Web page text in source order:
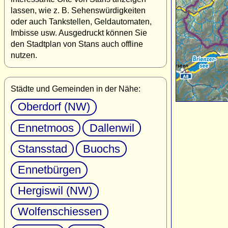
lassen, wie z. B. Sehenswürdigkeiten
oder auch Tankstellen, Geldautomaten,
Imbisse usw. Ausgedruckt können Sie
den Stadtplan von Stans auch offline
nutzen.
Städte und Gemeinden in der Nähe:
Oberdorf (NW)
Ennetmoos
Dallenwil
Stansstad
Buochs
Ennetbürgen
Hergiswil (NW)
Wolfenschiessen